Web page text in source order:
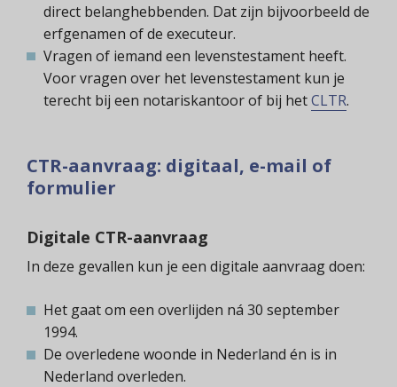
direct belanghebbenden. Dat zijn bijvoorbeeld de
erfgenamen of de executeur.
Vragen of iemand een levenstestament heeft.
Voor vragen over het levenstestament kun je
terecht bij een notariskantoor of bij hetCLTR.
CTR-aanvraag: digitaal, e-mail of
formulier
Digitale CTR-aanvraag
In deze gevallen kun je een digitale aanvraag doen:
Het gaat om een overlijden ná 30 september
1994.
De overledene woonde in Nederland én is in
Nederland overleden.